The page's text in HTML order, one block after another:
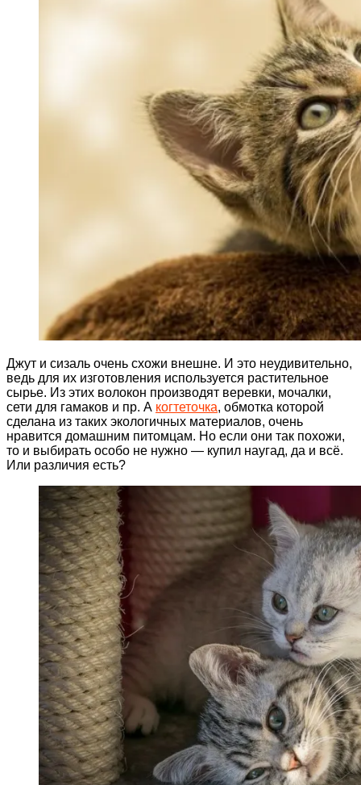
Джут и сизаль очень схожи внешне. И это неудивительно,
ведь для их изготовления используется растительное
сырье. Из этих волокон производят веревки, мочалки,
сети для гамаков и пр. А когтеточка, обмотка которой
сделана из таких экологичных материалов, очень
нравится домашним питомцам. Но если они так похожи,
то и выбирать особо не нужно — купил наугад, да и всё.
Или различия есть?